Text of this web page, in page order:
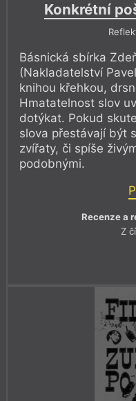
Konkrétní
Básnická sbírka
(Nakladatelství
knihou křehkou,
Hmatatelnost slov
dotýkat. Pokud
slova přestávají být
zvířaty, či spíše
podobnými.
Recenze a
Z